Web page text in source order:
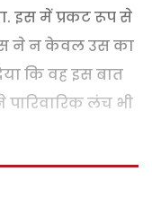
इस में प्रकट रूप से
ने न केवल उस का
कि वह इस बात
लंच भी